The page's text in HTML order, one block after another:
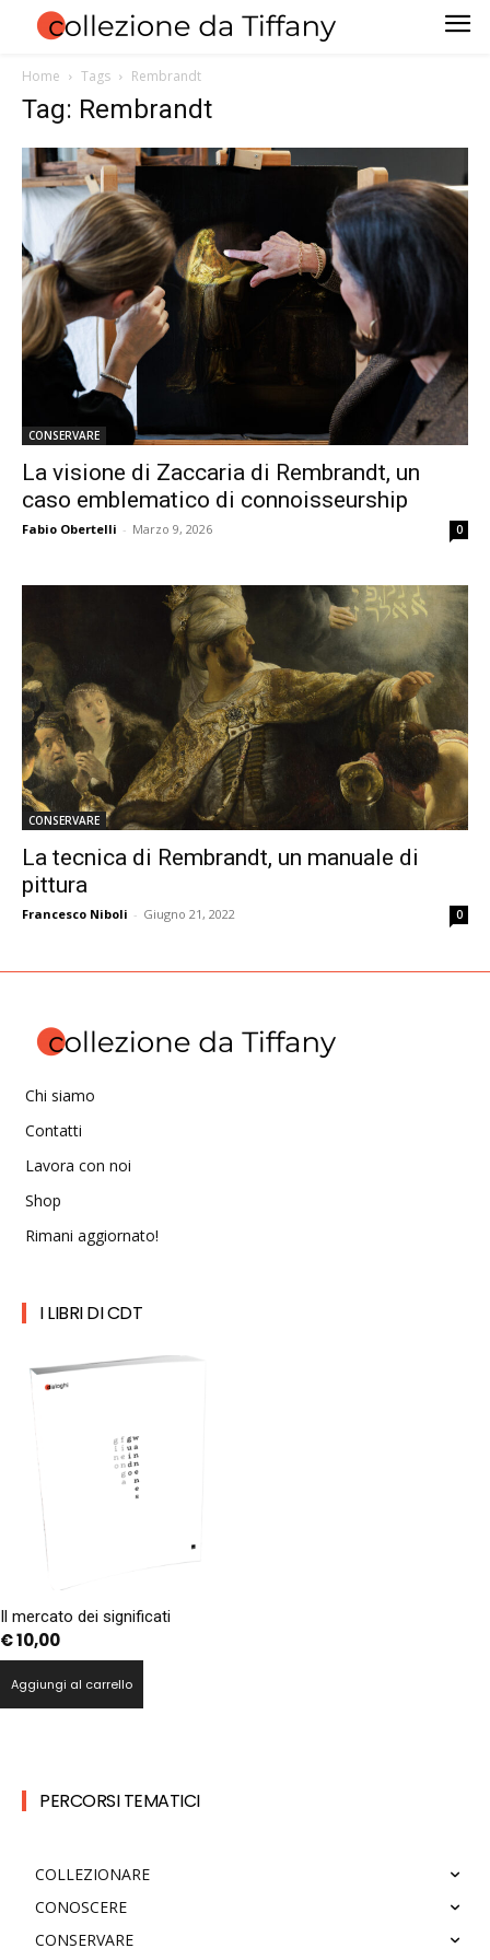
Home Tags Rembrandt
Tag: Rembrandt
CONSERVARE
La visione di Zaccaria di Rembrandt, un
caso emblematico di connoisseurship
Fabio Obertelli - Marzo 9, 2026 0
CONSERVARE
La tecnica di Rembrandt, un manuale di
pittura
Francesco Niboli - Giugno 21, 2022 0
Chi siamo
Contatti
Lavora con noi
Shop
Rimani aggiornato!
I LIBRI DI CDT
Il mercato dei significati
€10,00
Aggiungi al carrello
PERCORSI TEMATICI
COLLEZIONARE
CONOSCERE
CONSERVARE